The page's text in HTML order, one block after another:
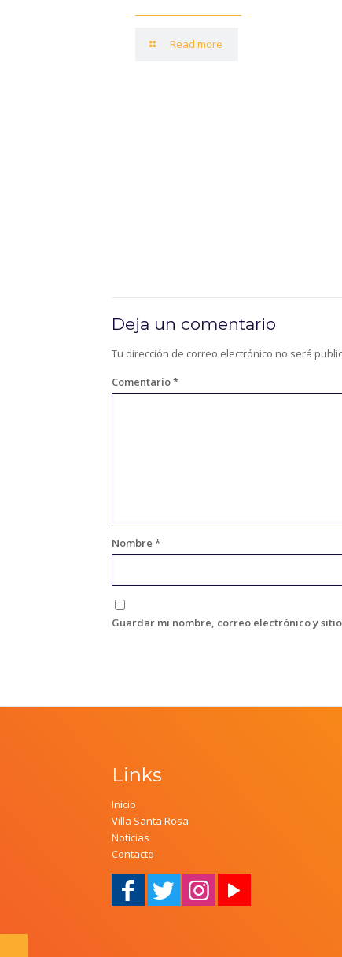
Read more
Deja un comentario
Tu dirección de correo electrónico no será
Comentario*
Nombre *
Guardar mi nombre, correo electrónico y
Links
Inicio
Villa Santa Rosa
Noticias
Contacto